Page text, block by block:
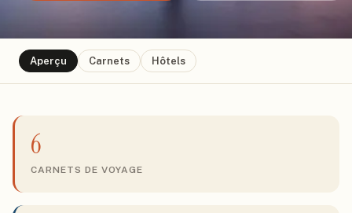
Aperçu Carnets Hôtels
6
CARNETS DE VOYAGE